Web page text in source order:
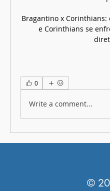
0
Write a comment...
©